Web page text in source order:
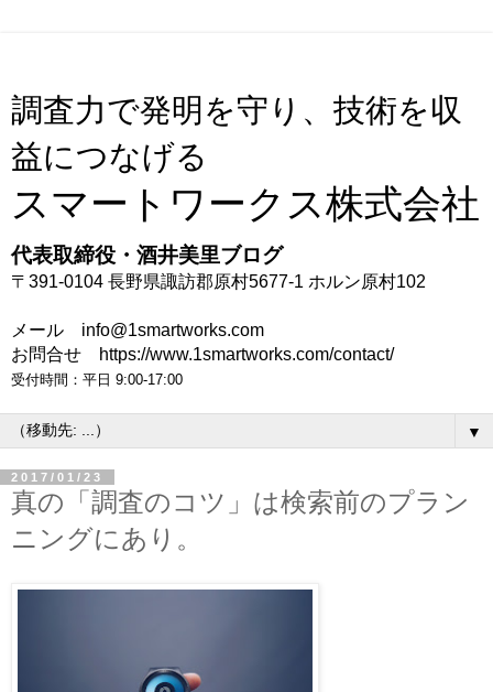
調査力で発明を守り、技術を収
益につなげる
スマートワークス株式会社
代表取締役・酒井美里ブログ
〒391-0104 長野県諏訪郡原村5677-1 ホルン原村102
メール info@1smartworks.com
お問合せ https://www.1smartworks.com/contact/
受付時間：平日 9:00-17:00
▼
2017/01/23
真の「調査のコツ」は検索前のプラン
ニングにあり。